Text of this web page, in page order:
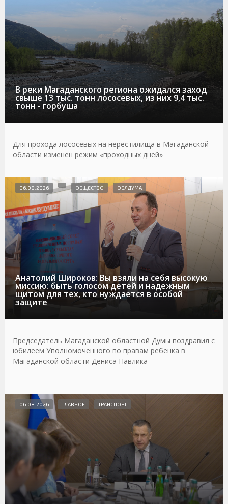
В реки Магаданского региона ожидался заход
свыше 13 тыс. тонн лососевых, из них 9,4 тыс.
тонн - горбуша
Для прохода лососевых на нерестилища в Магаданской
области изменен режим «проходных дней»
Анатолий Широков: Вы взяли на себя высокую
миссию: быть голосом детей и надежным
щитом для тех, кто нуждается в особой
защите
06.08.2026 ОБЩЕСТВО ОБЛДУМА
Председатель Магаданской областной Думы поздравил с
юбилеем Уполномоченного по правам ребенка в
Магаданской области Дениса Павлика
06.08.2026 ГЛАВНОЕ ТРАНСПОРТ